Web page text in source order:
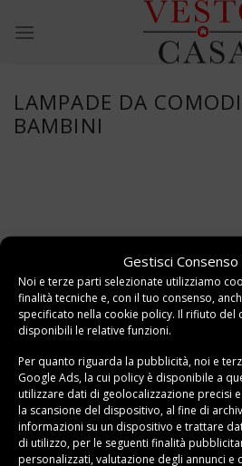
Gestisci Consenso
Noi e terze parti selezionate utilizziamo
finalità tecniche e, con il tuo consenso,
specificato nella cookie policy. Il rifiuto del
disponibili le relative funzioni.
Per quanto riguarda la pubblicità, noi e
Google Ads, la cui policy è disponibile a
utilizzare dati di geolocalizzazione precisi
la scansione del dispositivo, al fine di
informazioni su un dispositivo e trattare
di utilizzo, per le seguenti finalità
personalizzati, valutazione degli annunci e
LAMPADE DA
BAMBINI